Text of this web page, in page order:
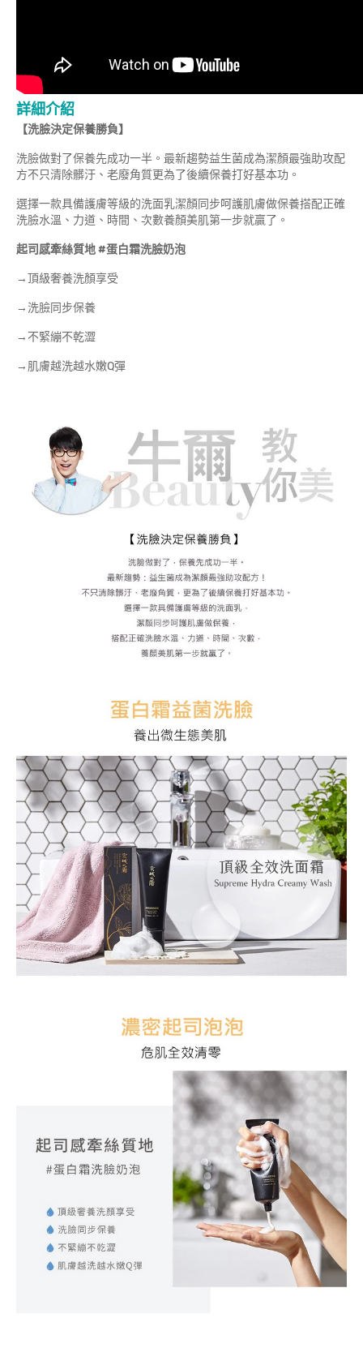
詳細介紹
【洗臉決定保養勝負】
洗臉做對了保養先成功一半。最新趨勢益生菌成為潔顏最強助攻配
方不只清除髒汙、老廢角質更為了後續保養打好基本功。
選擇一款具備護膚等級的洗面乳潔顏同步呵護肌膚做保養搭配正確
洗臉水溫、力道、時間、次數養顏美肌第一步就贏了。
起司感牽絲質地#蛋白霜洗臉奶泡
→頂級奢養洗顏享受
→洗臉同步保養
→不緊繃不乾澀
→肌膚越洗越水嫩Q彈